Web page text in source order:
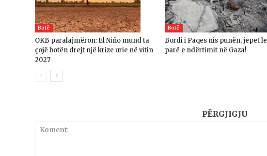
Botë
OKB paralajmëron: El Niño mund ta
çojë botën drejt një krize urie në vitin
2027
Botë
Bordi i Paqes nis punën, jepet
parë e ndërtimit në Gaza!
PËRGJIGJU